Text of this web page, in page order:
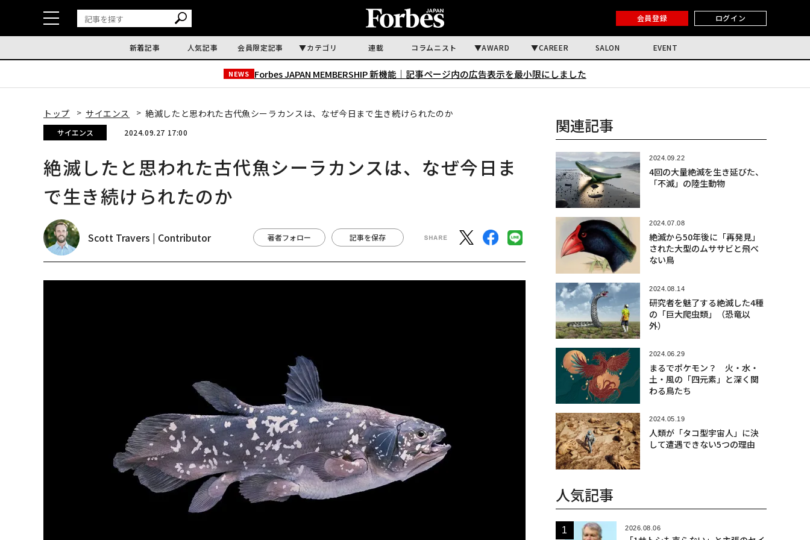
会員登録 ログイン
新着記事 人気記事 会員限定記事 カテゴリ 連載 コラムニスト AWARD CAREER SALON EVENT
NEWS Forbes JAPAN MEMBERSHIP 新機能｜ 記事ページ内の広告表示を最小限にしました
トップ サイエンス 絶滅したと思われた古代魚シーラカンスは、なぜ今日まで生き続けられたのか
サイエンス 2024.09.27 17:00
絶滅したと思われた古代魚シーラカンスは、なぜ今日ま
で生き続けられたのか
Scott Travers | Contributor 著者フォロー 記事を保存
関連記事
2024.09.22
4回の大量絶滅を生き延びた、
「不滅」の陸生動物
2024.07.08
絶滅から50年後に「再発見」
された大型のムササビと飛べ
ない鳥
2024.08.14
研究者を魅了する絶滅した4種
の「巨大爬虫類」（恐竜以
外）
2024.06.29
まるでポケモン？ 火・水・
土・風の「四元素」と深く関
わる鳥たち
2024.05.19
人類が「タコ型宇宙人」に決
して遭遇できない5つの理由
人気記事
2026.08.06